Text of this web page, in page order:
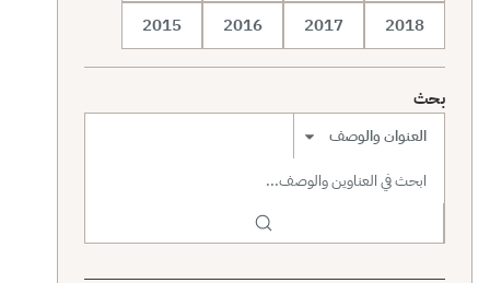
2018
2017
2016
2015
بحث
نطاق البحث